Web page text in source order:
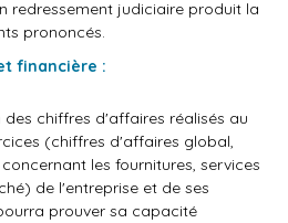
redressement judiciaire produit la
prononcés.
financière :
des chiffres d'affaires réalisés au
(chiffres d'affaires global,
les fournitures, services
de l'entreprise et de ses
prouver sa capacité